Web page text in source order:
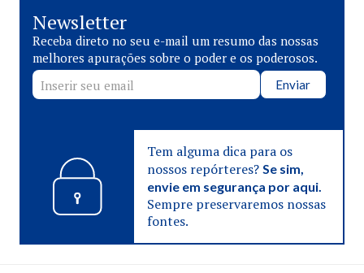
Newsletter
Receba direto no seu e-mail um resumo das nossas
melhores apurações sobre o poder e os poderosos.
Enviar
Tem alguma dica para os
nossos repórteres? Se sim,
envie em segurança por aqui.
Sempre preservaremos nossas
fontes.